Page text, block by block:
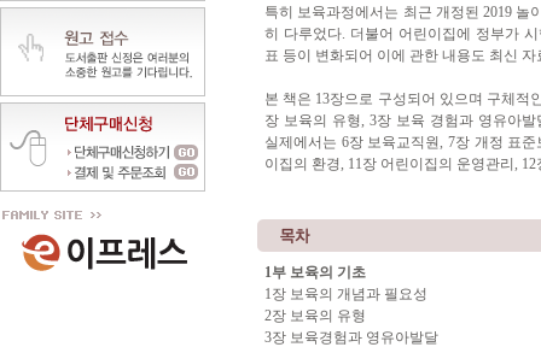
특히 보육과정에서는 최근 개정된 2019
히 다루었다. 더불어 어린이집에 정부가
표 등이 변화되어 이에 관한 내용도 최신
본 책은 13장으로 구성되어 있으며 구체적
장 보육의 유형, 3장 보육 경험과 영유아
실제에서는 6장 보육교직원, 7장 개정 표
이집의 환경, 11장 어린이집의 운영관리,
1부 보육의 기초
1장 보육의 개념과 필요성
2장 보육의 유형
3장 보육경험과 영유아발달